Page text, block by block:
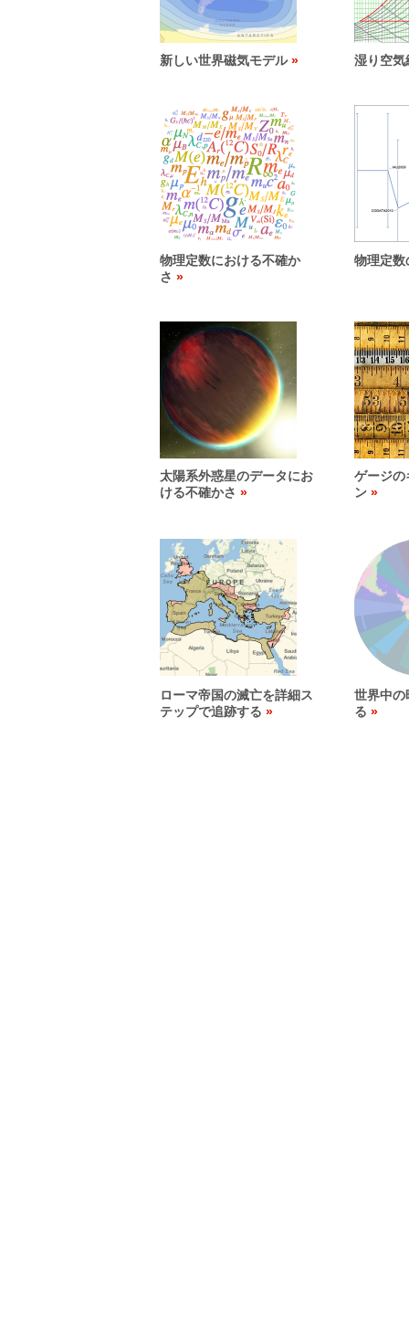
新しい世界磁気モデル 湿り空気
物理定数における不確か
さ
物理定数
太陽系外惑星のデータにお
ける不確かさ
ゲージの
ン
ローマ帝国の滅亡を詳細ス
テップで追跡する
世界中の
る